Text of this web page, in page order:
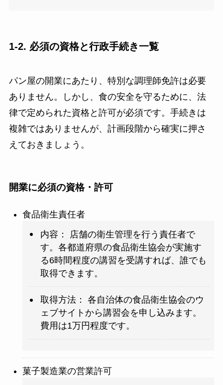
1-2. 必須の資格と行政手続き一覧
パン屋の開業にあたり、特別な調理師免許は必要
ありません。しかし、食の安全を守るために、法
律で定められた資格と許可が必須です。手続きは
複雑ではありませんが、計画段階から確実に押さ
えておきましょう。
開業に必須の資格・許可
食品衛生責任者
内容： 店舗の衛生管理を行う責任者で
す。各都道府県の食品衛生協会が実施す
る6時間程度の講習を受講すれば、誰でも
取得できます。
取得方法： 各自治体の食品衛生協会のウ
ェブサイトから講習会を申し込みます。
費用は1万円程度です。
菓子製造業の営業許可